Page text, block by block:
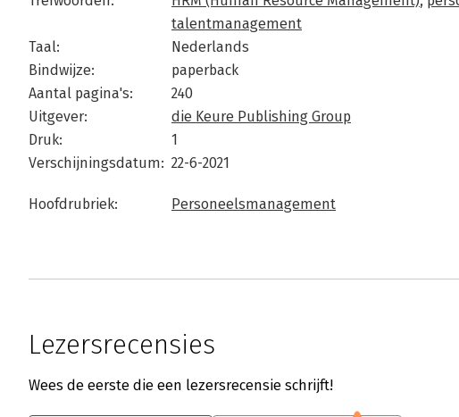
talentmanagement
Taal:
Nederlands
Bindwijze:
paperback
Aantal pagina's:
240
Uitgever:
die Keure Publishing Group
Druk:
1
Verschijningsdatum: 22-6-2021
Hoofdrubriek: Personeelsmanagement
Lezersrecensies
Wees de eerste die een lezersrecensie schrijft!